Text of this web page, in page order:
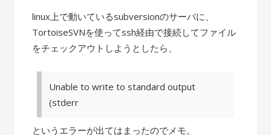
linux上で動いているsubversionのサーバに、
TortoiseSVNを使ってssh経由で接続してファイル
をチェックアウトしようとしたら、
Unable to write to standard output
(stderr
というエラーが出てはまったのでメモ。